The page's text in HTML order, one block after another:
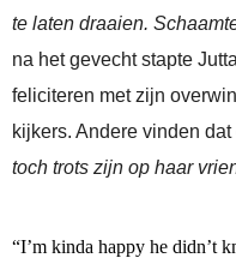
te laten draaien.
na het gevecht stapte
feliciteren met zijn
kijkers. Andere vinden
toch trots zijn op haar
“I’m kinda happy he didn’t